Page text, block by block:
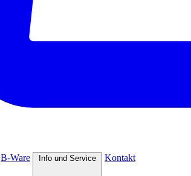
B-Ware Info und Service Kontakt